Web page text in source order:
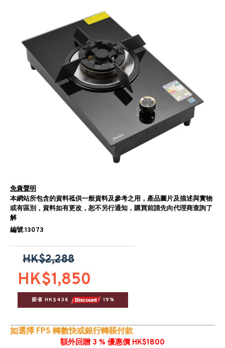
免責聲明
本網站所包含的資料祗供一般資料及參考之用，產品圖片及描述與實物
或有區別，資料如有更改，恕不另行通知，購買前請先向代理商查詢了
解
編號:13073
HK$1,850
HK$2,288
節省 HK$438 19%
如選擇 FPS 轉數快或銀行轉賬付款
額外回贈 3 % 優惠價 HK$1800